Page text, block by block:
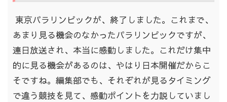
東京パラリンピックが、終了しました。これまで、
あまり見る機会のなかったパラリンピックですが、
連日放送され、本当に感動しました。これだけ集中
的に見る機会があるのは、やはり日本開催だからこ
そですね。編集部でも、それぞれが見るタイミング
で違う競技を見て、感動ポイントを力説していまし